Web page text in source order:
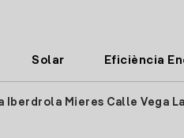
Solar Eficiència
Iberdrola Mieres Calle Vega